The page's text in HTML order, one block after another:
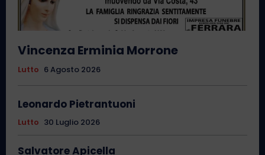
Vincenza Erminia Morrone
Lutto 6 Agosto 2026
Leonardo Pietrantuoni
Lutto 30 Luglio 2026
Salvatore Apicella